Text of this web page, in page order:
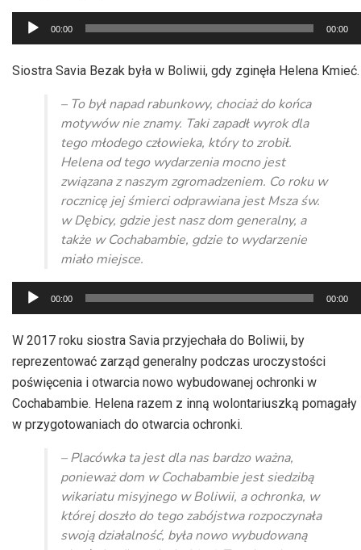
Odtwarzacz
plików
dźwiękowych
00:00 00:00
Siostra Savia Bezak była w Boliwii, gdy zginęła Helena Kmieć.
– To był napad rabunkowy, chociaż do końca
motywów nie znamy. Taki zapadł wyrok dla
tego młodego człowieka, który to zrobił.
Helena od tego wydarzenia mocno jest
związana z naszym zgromadzeniem. Co roku w
rocznicę jej śmierci odprawiana jest Msza św.
w Dębicy, gdzie jest nasz dom generalny, a
także w Cochabambie, gdzie to wydarzenie
miało miejsce.
Odtwarzacz
plików
dźwiękowych
00:00 00:00
W 2017 roku siostra Savia przyjechała do Boliwii, by
reprezentować zarząd generalny podczas uroczystości
poświęcenia i otwarcia nowo wybudowanej ochronki w
Cochabambie. Helena razem z inną wolontariuszką pomagały
w przygotowaniach do otwarcia ochronki.
– Placówka ta jest dla nas bardzo ważna,
ponieważ dom w Cochabambie jest siedzibą
wikariatu misyjnego w Boliwii, a ochronka, w
której doszło do tego zabójstwa rozpoczynała
swoją działalność, była nowo wybudowaną